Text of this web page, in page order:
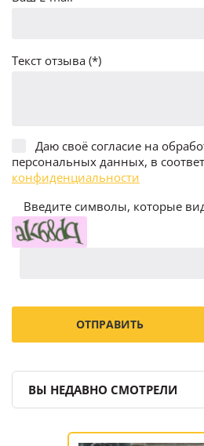
Текст отзыва (*)
Даю своё согласие на
персональных данных, в
конфиденциальности
Введите символы, которые
ВЫ НЕДАВНО СМОТРЕЛИ